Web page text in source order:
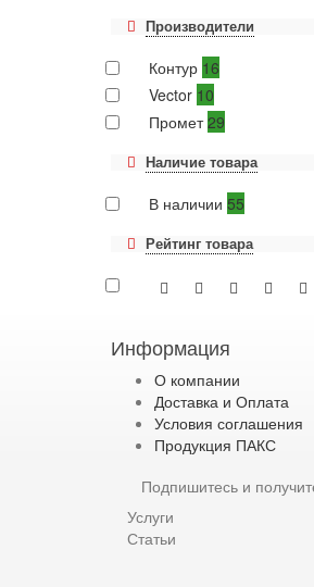
Производители
Контур 16
Vector 10
Промет29
Наличие товара
В наличии 55
Рейтинг товара
Информация
О компании
Доставка и Оплата
Условия соглашения
Продукция ПАКС
Подпишитесь и
Услуги
Статьи